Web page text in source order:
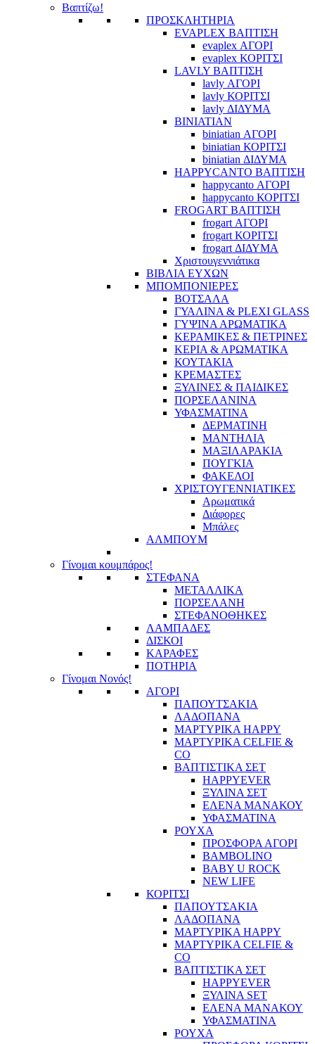
Βαπτίζω!
ΠΡΟΣΚΛΗΤΗΡΙΑ
EVAPLEX ΒΑΠΤΙΣΗ
evaplex ΑΓΟΡΙ
evaplex ΚΟΡΙΤΣΙ
LAVLY ΒΑΠΤΙΣΗ
lavly ΑΓΟΡΙ
lavly ΚΟΡΙΤΣΙ
lavly ΔΙΔΥΜΑ
BINIATIAN
biniatian ΑΓΟΡΙ
biniatian ΚΟΡΙΤΣΙ
biniatian ΔΙΔΥΜΑ
HAPPYCANTO ΒΑΠΤΙΣΗ
happycanto ΑΓΟΡΙ
happycanto ΚΟΡΙΤΣΙ
FROGART ΒΑΠΤΙΣΗ
frogart ΑΓΟΡΙ
frogart ΚΟΡΙΤΣΙ
frogart ΔΙΔΥΜΑ
Χριστουγεννιάτικα
ΒΙΒΛΙΑ ΕΥΧΩΝ
ΜΠΟΜΠΟΝΙΕΡΕΣ
ΒΟΤΣΑΛΑ
ΓΥΑΛΙΝΑ & PLEXI GLASS
ΓΥΨΙΝΑ ΑΡΩΜΑΤΙΚΑ
ΚΕΡΑΜΙΚΕΣ & ΠΕΤΡΙΝΕΣ
ΚΕΡΙΑ & ΑΡΩΜΑΤΙΚΑ
ΚΟΥΤΑΚΙΑ
ΚΡΕΜΑΣΤΕΣ
ΞΥΛΙΝΕΣ & ΠΑΙΔΙΚΕΣ
ΠΟΡΣΕΛΑΝΙΝΑ
ΥΦΑΣΜΑΤΙΝA
ΔΕΡΜΑΤΙΝΗ
ΜΑΝΤΗΛΙΑ
ΜΑΞΙΛΑΡΑΚΙΑ
ΠΟΥΓΚΙΑ
ΦΑΚΕΛΟΙ
ΧΡΙΣΤΟΥΓΕΝΝΙΑΤΙΚΕΣ
Αρωματικά
Διάφορες
Μπάλες
ΑΛΜΠΟΥΜ
Γίνομαι κουμπάρος!
ΣΤΕΦΑΝΑ
ΜΕΤΑΛΛΙΚΑ
ΠΟΡΣΕΛΑΝΗ
ΣΤΕΦΑΝΟΘΗΚΕΣ
ΛΑΜΠΑΔΕΣ
ΔΙΣΚΟΙ
ΚΑΡΑΦΕΣ
ΠΟΤΗΡΙΑ
Γίνομαι Νονός!
ΑΓΟΡΙ
ΠΑΠΟΥΤΣΑΚΙΑ
ΛΑΔΟΠΑΝΑ
ΜΑΡΤΥΡΙΚΑ HAPPY
ΜΑΡΤΥΡΙΚΑ CELFIE &
CO
ΒΑΠΤΙΣΤΙΚΑ ΣΕΤ
HAPPYEVER
ΞΥΛΙΝΑ ΣΕΤ
ΕΛΕΝΑ ΜΑΝΑΚΟΥ
ΥΦΑΣΜΑΤΙΝΑ
ΡΟΥΧΑ
ΠΡΟΣΦΟΡΑ ΑΓΟΡΙ
BAMBOLINO
BABY U ROCK
NEW LIFE
ΚΟΡΙΤΣΙ
ΠΑΠΟΥΤΣΑΚΙΑ
ΛΑΔΟΠΑΝΑ
ΜΑΡΤΥΡΙΚΑ HAPPY
ΜΑΡΤΥΡΙΚΑ CELFIE &
CO
ΒΑΠΤΙΣΤΙΚΑ ΣΕΤ
HAPPYEVER
ΞΥΛΙΝΑ SET
ΕΛΕΝΑ ΜΑΝΑΚΟΥ
ΥΦΑΣΜΑΤΙΝΑ
ΡΟΥΧΑ